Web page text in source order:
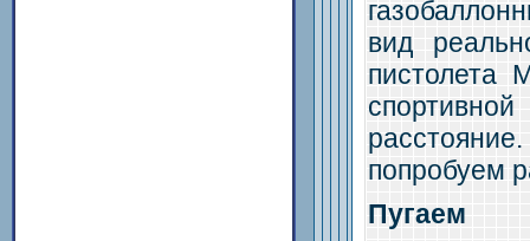
вид
пистолета
попробуем
Пугаем